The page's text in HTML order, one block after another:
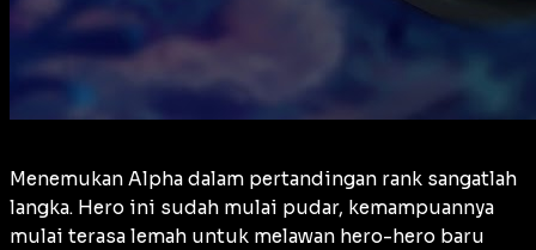
Menemukan Alpha dalam pertandingan rank sangatlah
langka. Hero ini sudah mulai pudar, kemampuannya
mulai terasa lemah untuk melawan hero-hero baru